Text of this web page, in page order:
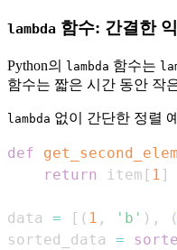
lambda 함수: 간결한
Python의 lambda 함수는
함수는 짧은 시간 동안 작
lambda 없이 간단한 정렬
def
return
item [ 1 ]
data = [ ( 1 , 'b' ) , (
sorted_data =